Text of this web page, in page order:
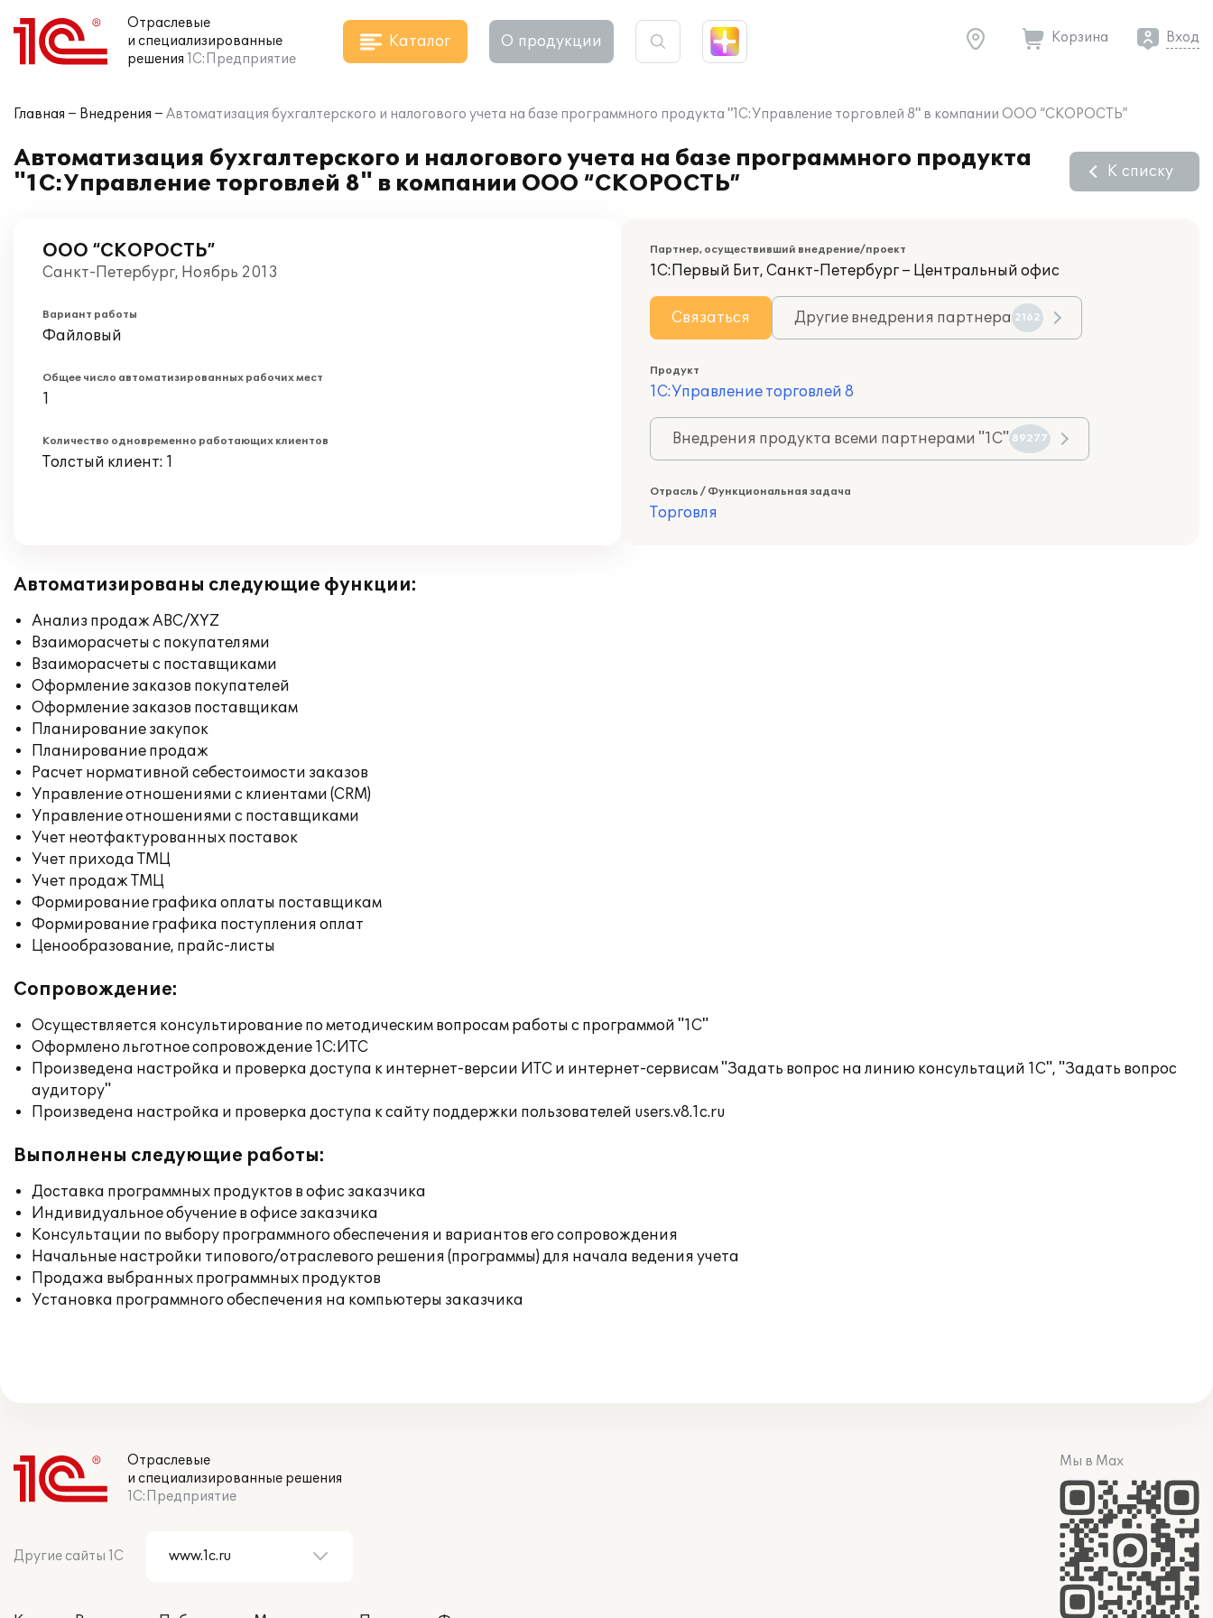
Отраслевые
и специализированные
решения 1С:Предприятие
Каталог О продукции Корзина Вход
Главная Внедрения Автоматизация бухгалтерского и налогового учета на базе программного продукта "1С:Управление торговлей 8" в компании ООО “СКОРОСТЬ”
Автоматизация бухгалтерского и налогового учета на базе программного продукта
"1С:Управление торговлей 8" в компании ООО “СКОРОСТЬ”
К списку
ООО “СКОРОСТЬ”
Санкт-Петербург, Ноябрь 2013
Вариант работы
Файловый
Общее число автоматизированных рабочих мест
1
Количество одновременно работающих клиентов
Толстый клиент: 1
Партнер, осуществивший внедрение/проект
1С:Первый Бит, Санкт-Петербург – Центральный офис
Связаться Другие внедрения партнера 2162
Продукт
1С:Управление торговлей 8
Внедрения продукта всеми партнерами "1С" 89277
Отрасль / Функциональная задача
Торговля
Автоматизированы следующие функции:
Анализ продаж ABC/XYZ
Взаиморасчеты с покупателями
Взаиморасчеты с поставщиками
Оформление заказов покупателей
Оформление заказов поставщикам
Планирование закупок
Планирование продаж
Расчет нормативной себестоимости заказов
Управление отношениями с клиентами (CRM)
Управление отношениями с поставщиками
Учет неотфактурованных поставок
Учет прихода ТМЦ
Учет продаж ТМЦ
Формирование графика оплаты поставщикам
Формирование графика поступления оплат
Ценообразование, прайс-листы
Сопровождение:
Осуществляется консультирование по методическим вопросам работы с программой "1С"
Оформлено льготное сопровождение 1С:ИТС
Произведена настройка и проверка доступа к интернет-версии ИТС и интернет-сервисам "Задать вопрос на линию консультаций 1С", "Задать вопрос
аудитору"
Произведена настройка и проверка доступа к сайту поддержки пользователей users.v8.1c.ru
Выполнены следующие работы:
Доставка программных продуктов в офис заказчика
Индивидуальное обучение в офисе заказчика
Консультации по выбору программного обеспечения и вариантов его сопровождения
Начальные настройки типового/отраслевого решения (программы) для начала ведения учета
Продажа выбранных программных продуктов
Установка программного обеспечения на компьютеры заказчика
Отраслевые
и специализированные решения
1С:Предприятие
Другие сайты 1С
Мы в Max